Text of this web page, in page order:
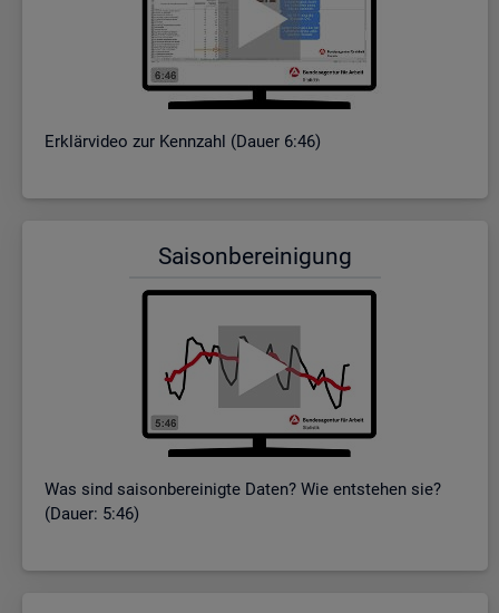
Er­klär­vi­deo zur Kenn­zahl (Dauer 6:46)
Sai­son­be­rei­ni­gung
Was sind sai­son­be­rei­nig­te Daten? Wie ent­ste­hen sie?
(Dauer: 5:46)